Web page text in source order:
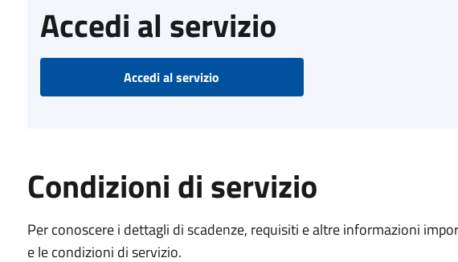
Accedi al servizio
Accedi al servizio
Condizioni di servizio
Per conoscere i dettagli di scadenze, requisiti e altre informazioni
e le condizioni di servizio.